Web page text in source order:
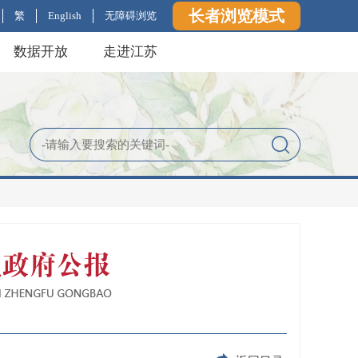
繁 English 无障碍浏览 长者浏览模式
数据开放 走进江苏